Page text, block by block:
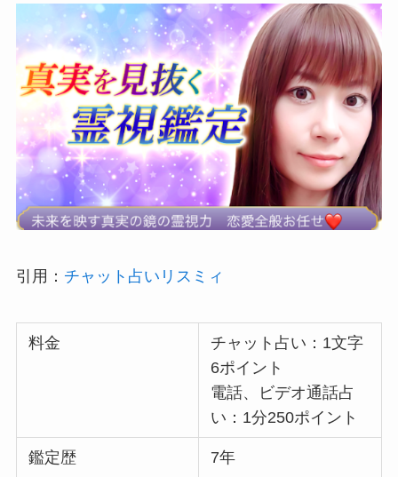
引用： チャット占いリスミィ
料金
チャット占い：1文字
6ポイント
電話、ビデオ通話占
い：1分250ポイント
鑑定歴 7年